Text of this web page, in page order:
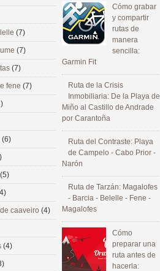
Cómo grabar
y compartir
rutas de
manera
sencilla:
Garmin Fit
Ruta de la Crisis
Inmobiliaria: De la Playa de
Miño al Castillo de Andrade
por Carantoña
Ruta del Contraste: Playa
de Campelo - Cabo Prior -
Narón
Ruta de Tarzán: Magalofes
- Barcia - Belelle - Fene -
Magalofes
Cómo
preparar una
ruta antes de
hacerla:
(7)
(7)
(7)
fene (7)
(6)
(5)
caaveiro (4)
(4)